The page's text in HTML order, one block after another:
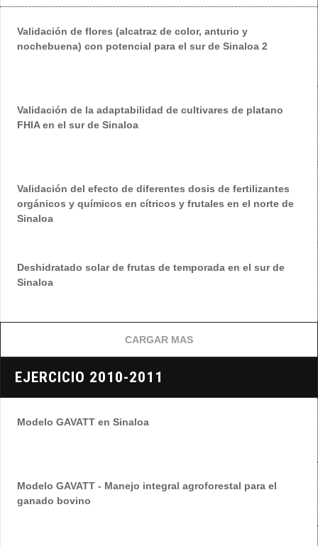
Validación de flores (alcatraz de color, anturio y
nochebuena) con potencial para el sur de Sinaloa 2
Validación de la adaptabilidad de cultivares de platano
FHIA en el sur de Sinaloa
Validación del efecto de diferentes dosis de fertilizantes
orgánicos y químicos en cítricos y frutales en el norte de
Sinaloa
Deshidratado solar de frutas de temporada en el sur de
Sinaloa
CARGAR MAS
EJERCICIO 2010-2011
Modelo GAVATT en Sinaloa
Modelo GAVATT - Manejo integral agroforestal para el
ganado bovino